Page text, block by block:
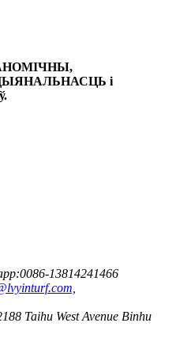
і
0086-13814241466
Taihu West Avenue Binhu